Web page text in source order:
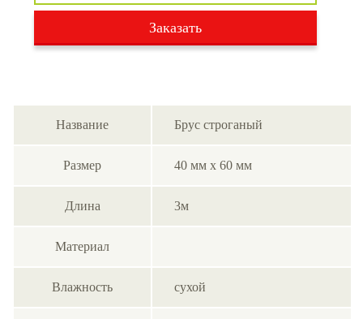
Заказать
Название Брус строганый
Размер 40 мм х 60 мм
Длина 3м
Материал
Влажность сухой